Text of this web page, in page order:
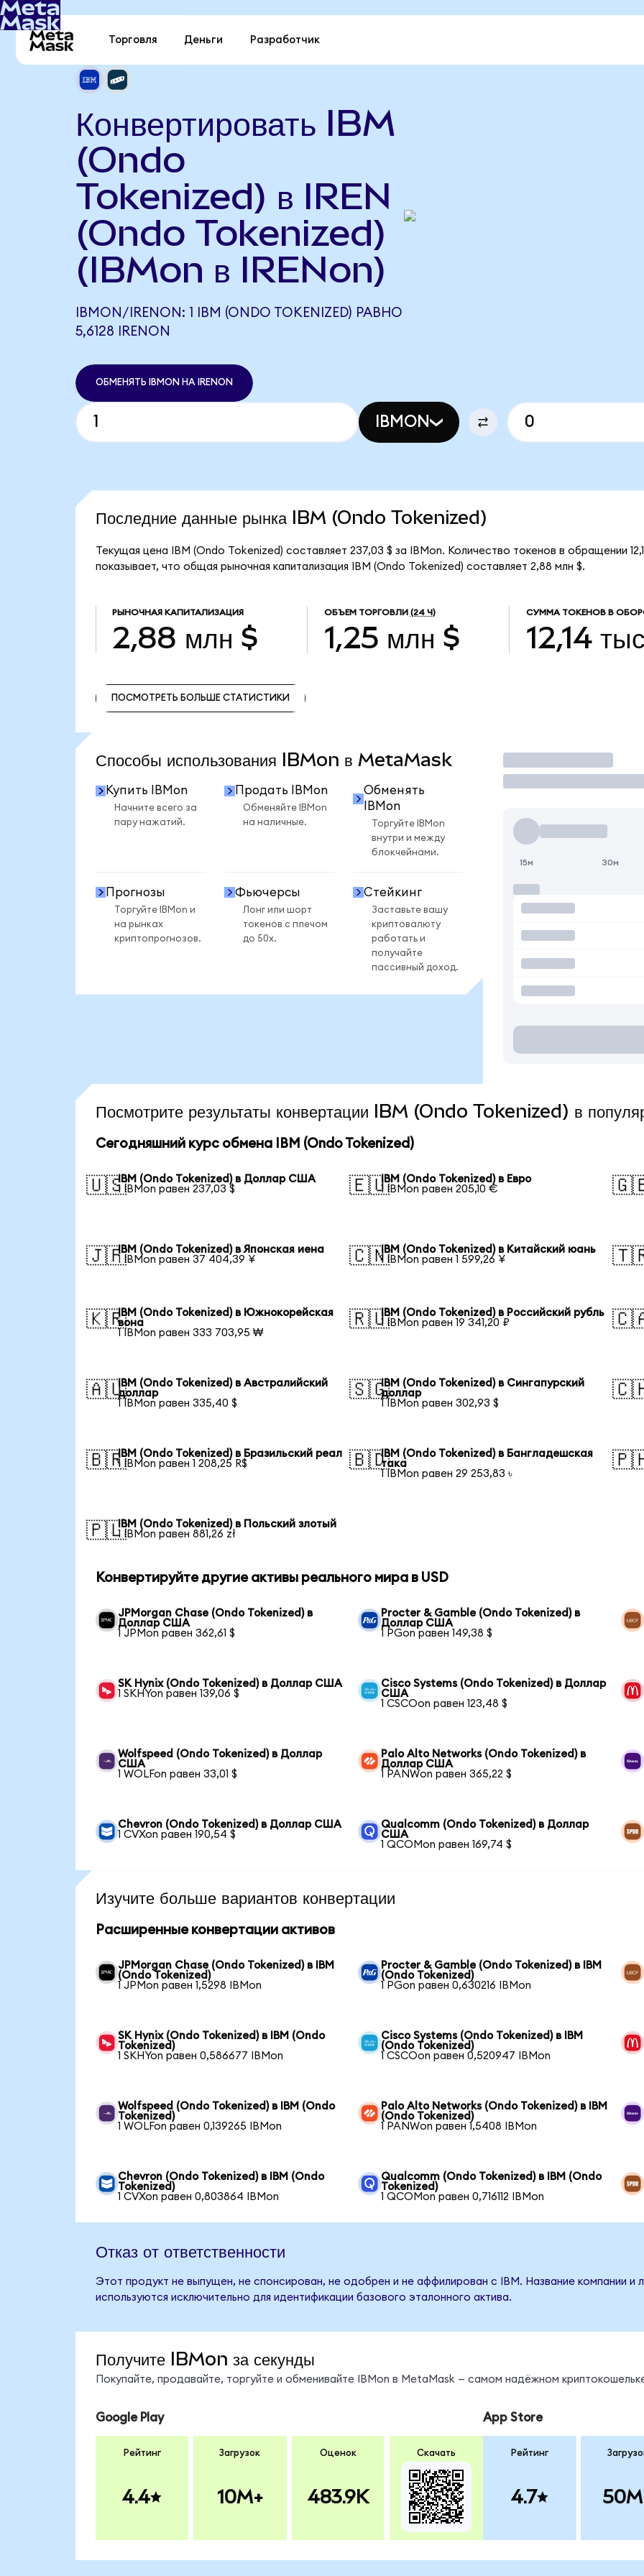
Торговля Деньги Разработчик
Конвертировать IBM
(Ondo
Tokenized) в IREN
(Ondo Tokenized)
(IBMon в IRENon)
IBMON/IRENON: 1 IBM (ONDO TOKENIZED) РАВНО
5,6128 IRENON
ОБМЕНЯТЬ IBMON НА IRENON
IBMON
Последние данные рынка IBM (Ondo Tokenized)
Текущая цена IBM (Ondo Tokenized) составляет 237,03 $ за IBMon. Количество токенов в обращении
показывает, что общая рыночная капитализация IBM (Ondo Tokenized) составляет 2,88 млн $.
РЫНОЧНАЯ КАПИТАЛИЗАЦИЯ
2,88 млн $
ОБЪЕМ ТОРГОВЛИ (24 Ч)
1,25 млн $
СУММА ТОКЕНОВ В
12,14
ПОСМОТРЕТЬ БОЛЬШЕ СТАТИСТИКИ
Способы использования IBMon в MetaMask
Купить IBMon
Начните всего за
пару нажатий.
Продать IBMon
Обменяйте IBMon
на наличные.
Обменять
IBMon
Торгуйте IBMon
внутри и между
блокчейнами.
Прогнозы
Торгуйте IBMon и
на рынках
криптопрогнозов.
Фьючерсы
Лонг или шорт
токенов с плечом
до 50x.
Стейкинг
Заставьте вашу
криптовалюту
работать и
получайте
пассивный доход.
Торговать
15м 30м
Посмотрите результаты конвертации IBM (Ondo Tokenized) в
Сегодняшний курс обмена IBM (Ondo Tokenized)
🇺🇸IBM (Ondo Tokenized) в Доллар США
1 IBMon равен 237,03 $
🇪🇺IBM (Ondo Tokenized) в Евро
1 IBMon равен 205,10 €
🇯🇵IBM (Ondo Tokenized) в Японская иена
1 IBMon равен 37 404,39 ¥
🇨🇳IBM (Ondo Tokenized) в Китайский юань
1 IBMon равен 1 599,26 ¥
🇰🇷IBM (Ondo Tokenized) в Южнокорейская
вона
1 IBMon равен 333 703,95 ₩
🇷🇺IBM (Ondo Tokenized) в Российский рубль
1 IBMon равен 19 341,20 ₽
🇦🇺IBM (Ondo Tokenized) в Австралийский
доллар
1 IBMon равен 335,40 $
🇸🇬IBM (Ondo Tokenized) в Сингапурский
доллар
1 IBMon равен 302,93 $
🇧🇷IBM (Ondo Tokenized) в Бразильский реал
1 IBMon равен 1 208,25 R$
🇧🇩IBM (Ondo Tokenized) в Бангладешская
така
1 IBMon равен 29 253,83 ৳
🇵🇱IBM (Ondo Tokenized) в Польский злотый
1 IBMon равен 881,26 zł
Конвертируйте другие активы реального мира в USD
JPMorgan Chase (Ondo Tokenized) в
Доллар США
1 JPMon равен 362,61 $
Procter & Gamble (Ondo Tokenized) в
Доллар США
1 PGon равен 149,38 $
SK Hynix (Ondo Tokenized) в Доллар США
1 SKHYon равен 139,06 $
Cisco Systems (Ondo Tokenized) в Доллар
США
1 CSCOon равен 123,48 $
Wolfspeed (Ondo Tokenized) в Доллар
США
1 WOLFon равен 33,01 $
Palo Alto Networks (Ondo Tokenized) в
Доллар США
1 PANWon равен 365,22 $
Chevron (Ondo Tokenized) в Доллар США
1 CVXon равен 190,54 $
Qualcomm (Ondo Tokenized) в Доллар
США
1 QCOMon равен 169,74 $
Изучите больше вариантов конвертации
Расширенные конвертации активов
JPMorgan Chase (Ondo Tokenized) в IBM
(Ondo Tokenized)
1 JPMon равен 1,5298 IBMon
Procter & Gamble (Ondo Tokenized) в IBM
(Ondo Tokenized)
1 PGon равен 0,630216 IBMon
SK Hynix (Ondo Tokenized) в IBM (Ondo
Tokenized)
1 SKHYon равен 0,586677 IBMon
Cisco Systems (Ondo Tokenized) в IBM
(Ondo Tokenized)
1 CSCOon равен 0,520947 IBMon
Wolfspeed (Ondo Tokenized) в IBM (Ondo
Tokenized)
1 WOLFon равен 0,139265 IBMon
Palo Alto Networks (Ondo Tokenized) в IBM
(Ondo Tokenized)
1 PANWon равен 1,5408 IBMon
Chevron (Ondo Tokenized) в IBM (Ondo
Tokenized)
1 CVXon равен 0,803864 IBMon
Qualcomm (Ondo Tokenized) в IBM (Ondo
Tokenized)
1 QCOMon равен 0,716112 IBMon
Отказ от ответственности
Этот продукт не выпущен, не спонсирован, не одобрен и не аффилирован с IBM. Название компании и
используются исключительно для идентификации базового эталонного актива.
Получите IBMon за секунды
Покупайте, продавайте, торгуйте и обменивайте IBMon в MetaMask — самом надёжном
Google Play
Рейтинг
4.4
Загрузок
10M+
Оценок
483.9K
Скачать
App Store
Рейтинг
4.7